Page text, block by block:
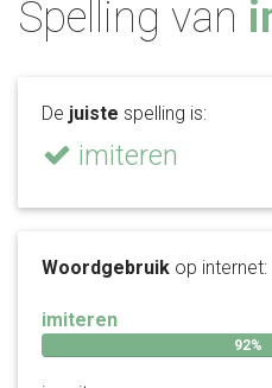
Spelling van
De juiste spelling is:
imiteren
Woordgebruik op internet:
imiteren
92%